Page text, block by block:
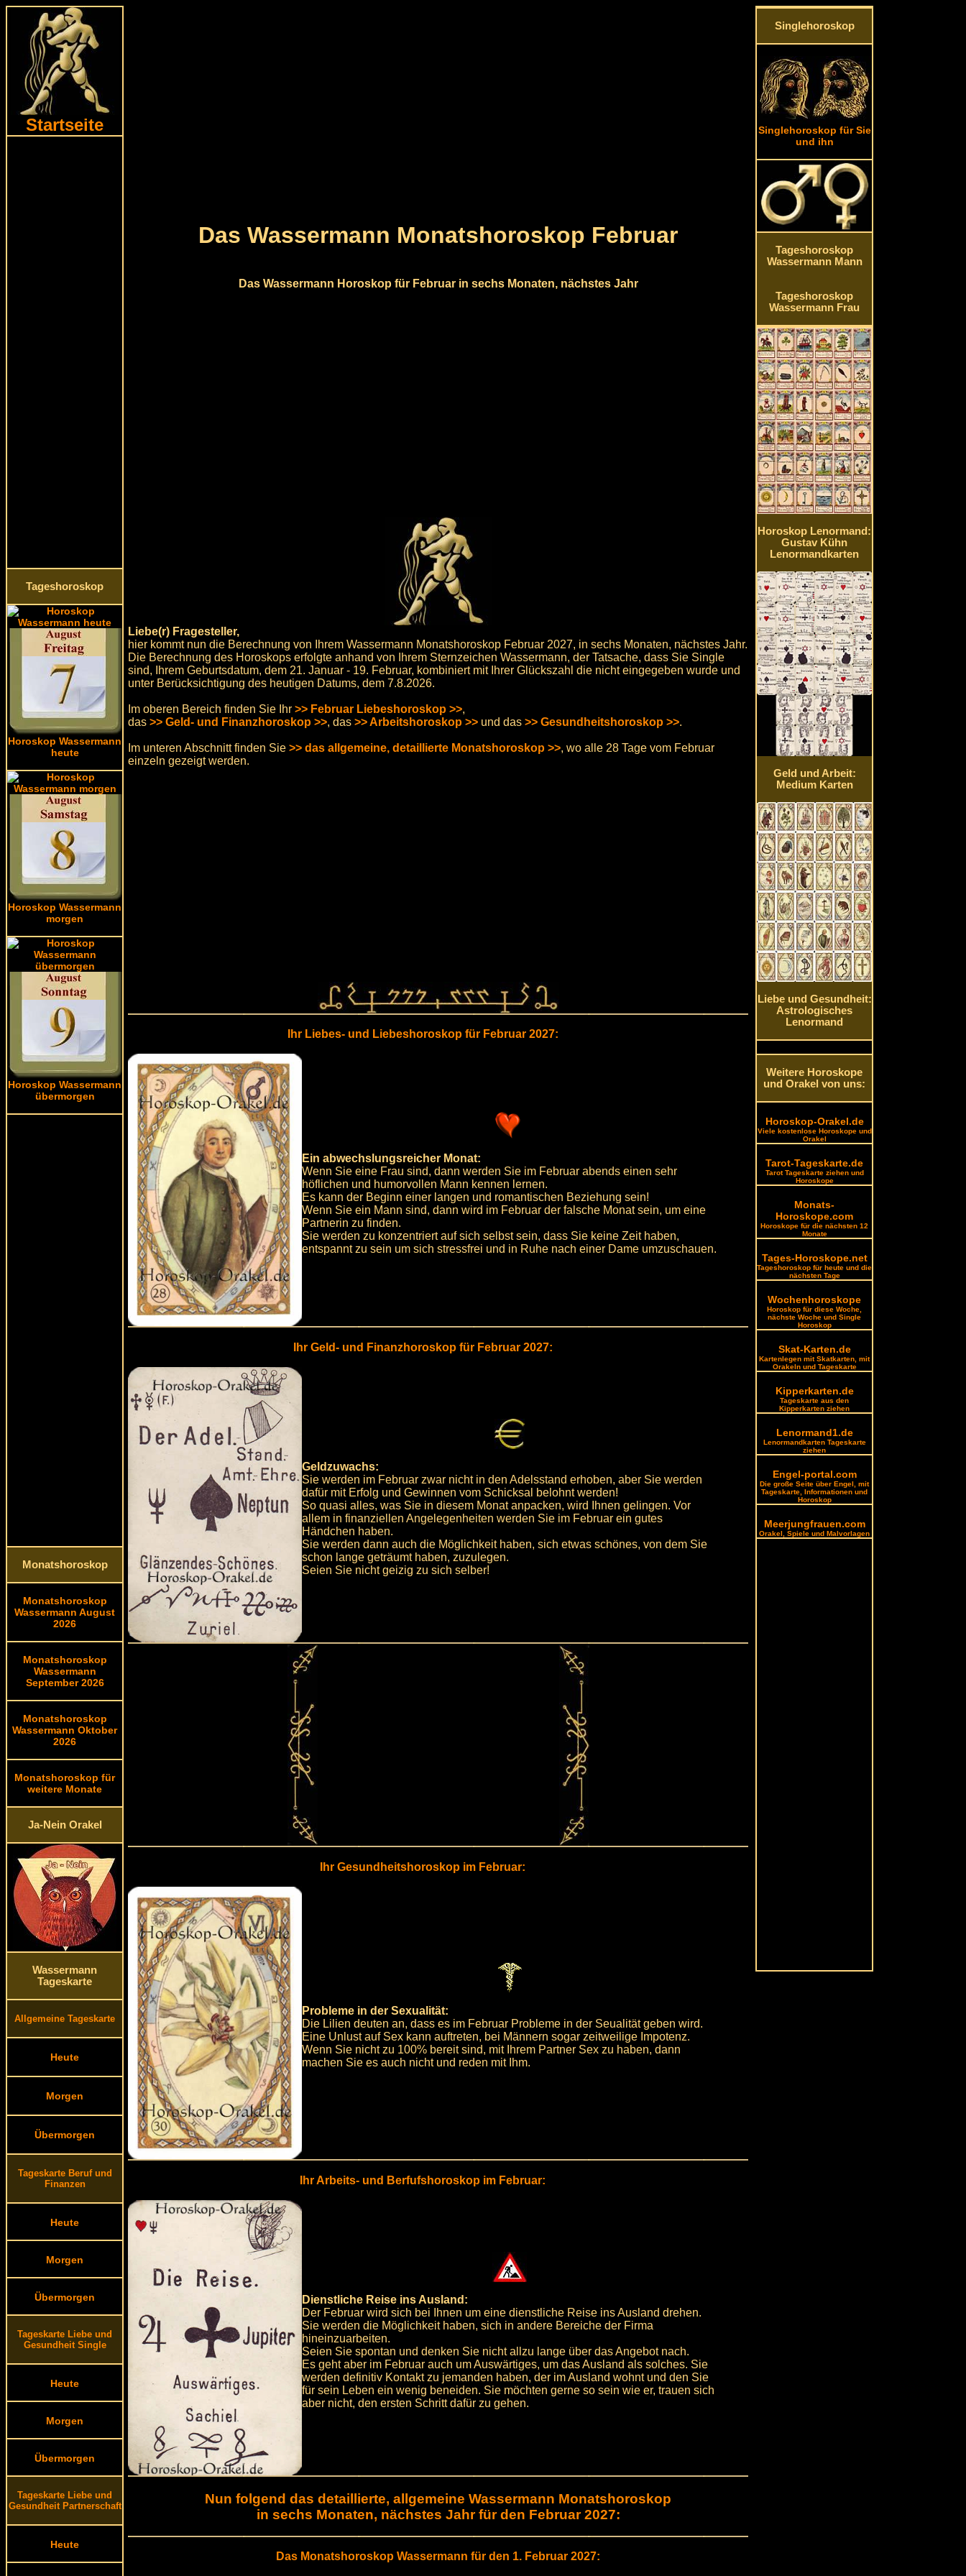
Startseite
Tageshoroskop
Horoskop Wassermann
heute
Horoskop Wassermann
morgen
Horoskop Wassermann
übermorgen
Monatshoroskop
Monatshoroskop
Wassermann August
2026
Monatshoroskop
Wassermann
September 2026
Monatshoroskop
Wassermann Oktober
2026
Monatshoroskop für
weitere Monate
Ja-Nein Orakel
Wassermann
Tageskarte
Allgemeine Tageskarte
Heute
Morgen
Übermorgen
Tageskarte Beruf und
Finanzen
Heute
Morgen
Übermorgen
Tageskarte Liebe und
Gesundheit Single
Heute
Morgen
Übermorgen
Tageskarte Liebe und
Gesundheit Partnerschaft
Heute
Das Wassermann Monatshoroskop Februar
Das Wassermann Horoskop für Februar in sechs Monaten, nächstes Jahr
Liebe(r) Fragesteller,
hier kommt nun die Berechnung von Ihrem Wassermann Monatshoroskop Februar 2027, in sechs Monaten, nächstes Jahr.
Die Berechnung des Horoskops erfolgte anhand von Ihrem Sternzeichen Wassermann, der Tatsache, dass Sie Single
sind, Ihrem Geburtsdatum, dem 21. Januar - 19. Februar, kombiniert mit Ihrer Glückszahl die nicht eingegeben wurde und
unter Berücksichtigung des heutigen Datums, dem 7.8.2026.
Im oberen Bereich finden Sie Ihr>> Februar Liebeshoroskop >>,
das>> Geld- und Finanzhoroskop >>, das>> Arbeitshoroskop >> und das>> Gesundheitshoroskop >>.
Im unteren Abschnitt finden Sie>> das allgemeine, detaillierte Monatshoroskop >>, wo alle 28 Tage vom Februar
einzeln gezeigt werden.
Ihr Liebes- und Liebeshoroskop für Februar 2027:
Ein abwechslungsreicher Monat:
Wenn Sie eine Frau sind, dann werden Sie im Februar abends einen sehr
höflichen und humorvollen Mann kennen lernen.
Es kann der Beginn einer langen und romantischen Beziehung sein!
Wenn Sie ein Mann sind, dann wird im Februar der falsche Monat sein, um eine
Partnerin zu finden.
Sie werden zu konzentriert auf sich selbst sein, dass Sie keine Zeit haben,
entspannt zu sein um sich stressfrei und in Ruhe nach einer Dame umzuschauen.
Ihr Geld- und Finanzhoroskop für Februar 2027:
Geldzuwachs:
Sie werden im Februar zwar nicht in den Adelsstand erhoben, aber Sie werden
dafür mit Erfolg und Gewinnen vom Schicksal belohnt werden!
So quasi alles, was Sie in diesem Monat anpacken, wird Ihnen gelingen. Vor
allem in finanziellen Angelegenheiten werden Sie im Februar ein gutes
Händchen haben.
Sie werden dann auch die Möglichkeit haben, sich etwas schönes, von dem Sie
schon lange geträumt haben, zuzulegen.
Seien Sie nicht geizig zu sich selber!
Ihr Gesundheitshoroskop im Februar:
Probleme in der Sexualität:
Die Lilien deuten an, dass es im Februar Probleme in der Seualität geben wird.
Eine Unlust auf Sex kann auftreten, bei Männern sogar zeitweilige Impotenz.
Wenn Sie nicht zu 100% bereit sind, mit Ihrem Partner Sex zu haben, dann
machen Sie es auch nicht und reden mit Ihm.
Ihr Arbeits- und Berfufshoroskop im Februar:
Dienstliche Reise ins Ausland:
Der Februar wird sich bei Ihnen um eine dienstliche Reise ins Ausland drehen.
Sie werden die Möglichkeit haben, sich in andere Bereiche der Firma
hineinzuarbeiten.
Seien Sie spontan und denken Sie nicht allzu lange über das Angebot nach.
Es geht aber im Februar auch um Auswärtiges, um das Ausland als solches. Sie
werden definitiv Kontakt zu jemanden haben, der im Ausland wohnt und den Sie
für sein Leben ein wenig beneiden. Sie möchten gerne so sein wie er, trauen sich
aber nicht, den ersten Schritt dafür zu gehen.
Nun folgend das detaillierte, allgemeine Wassermann Monatshoroskop
in sechs Monaten, nächstes Jahr für den Februar 2027:
Das Monatshoroskop Wassermann für den 1. Februar 2027:
Singlehoroskop
Singlehoroskop für Sie
und ihn
Tageshoroskop
Wassermann Mann
Tageshoroskop
Wassermann Frau
Horoskop Lenormand:
Gustav Kühn
Lenormandkarten
Geld und Arbeit:
Medium Karten
Liebe und Gesundheit:
Astrologisches
Lenormand
Weitere Horoskope
und Orakel von uns:
Horoskop-Orakel.de
Viele kostenlose Horoskope und
Orakel
Tarot-Tageskarte.de
Tarot Tageskarte ziehen und
Horoskope
Monats-
Horoskope.com
Horoskope für die nächsten 12
Monate
Tages-Horoskope.net
Tageshoroskop für heute und die
nächsten Tage
Wochenhoroskope
Horoskop für diese Woche,
nächste Woche und Single
Horoskop
Skat-Karten.de
Kartenlegen mit Skatkarten, mit
Orakeln und Tageskarte
Kipperkarten.de
Tageskarte aus den
Kipperkarten ziehen
Lenormand1.de
Lenormandkarten Tageskarte
ziehen
Engel-portal.com
Die große Seite über Engel, mit
Tageskarte, Informationen und
Horoskop
Meerjungfrauen.com
Orakel, Spiele und Malvorlagen